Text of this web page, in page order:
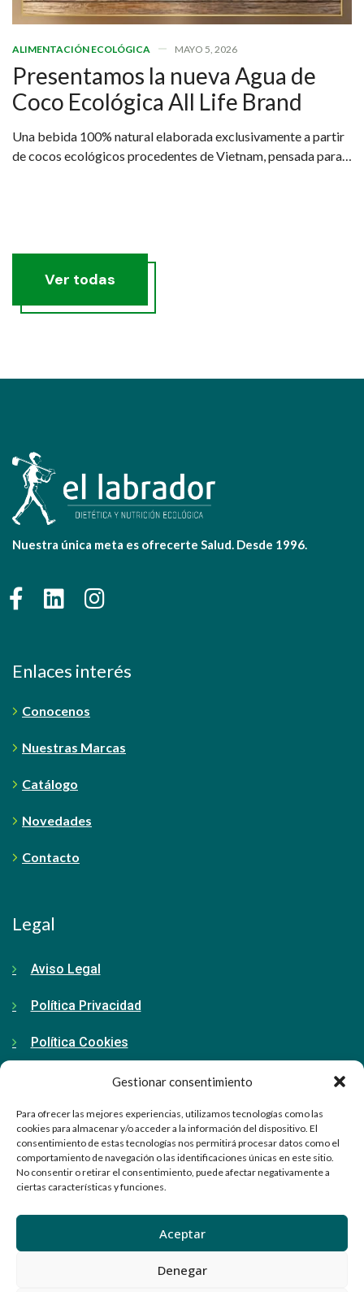
Gestionar consentimiento
Para ofrecer las mejores experiencias, utilizamos tecnologías como las
cookies para almacenar y/o acceder a la información del dispositivo. El
consentimiento de estas tecnologías nos permitirá procesar datos como el
comportamiento de navegación o las identificaciones únicas en este sitio.
No consentir o retirar el consentimiento, puede afectar negativamente a
ciertas características y funciones.
Aceptar
Denegar
ALIMENTACIÓN ECOLÓGICA MAYO 5, 2026
Presentamos la nueva Agua de
Coco Ecológica All Life Brand
Una bebida 100% natural elaborada exclusivamente a partir
de cocos ecológicos procedentes de Vietnam, pensada para
Ver todas
Nuestra única meta es ofrecerte Salud. Desde 1996.
Enlaces interés
Conocenos
Nuestras Marcas
Catálogo
Novedades
Contacto
Legal
Aviso Legal
Política Privacidad
Política Cookies
Contacto
91 798 71 15
info@ellabrador.es